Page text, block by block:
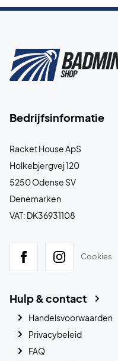
Bedrijfsinformatie
Racket House ApS
Holkebjergvej 120
5250 Odense SV
Denemarken
VAT: DK36931108
Cookies
Hulp & contact
Handelsvoorwaarden
Privacybeleid
FAQ